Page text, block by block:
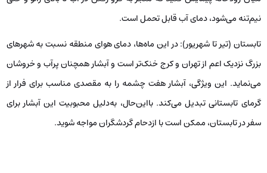
نیم‌تنه می‌شود، دمای آب قابل تحمل است.
تابستان (تیر تا شهریور):در این ماه‌ها، دمای هوای منطقه نسبت به شهرهای
بزرگ نزدیک اعم از تهران و کرج خنک‌تر است و آبشار همچنان پرآب و خروشان
می‌نماید. این ویژگی، آبشار هفت چشمه را به مقصدی مناسب برای فرار از
گرمای تابستانی تبدیل می‌کند. بااین‌حال، به‌دلیل محبوبیت این آبشار برای
سفر در تابستان، ممکن است با ازدحام گردشگران مواجه شوید.